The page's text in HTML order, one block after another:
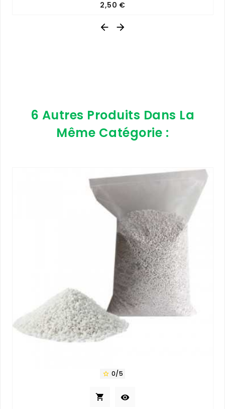
Prix
2,50 €
 
6 Autres Produits Dans La
Même Catégorie :
 0/5
 